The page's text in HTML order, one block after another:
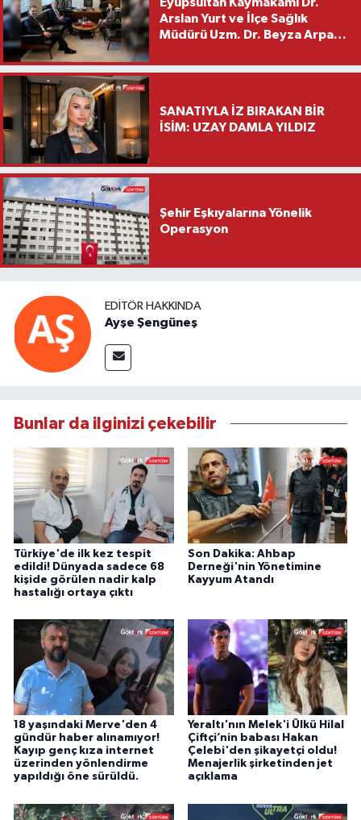
Arslan Yurt ve İlçe Sağlık
Müdürü Uzm. Dr. Beyza Arpacı
Ziyareti
SANATIYLA İZ BIRAKAN BİR
İSİM: UZAY DAMLA YILDIZ
Şehir Eşkıyalarına Yönelik
Operasyon
EDITÖR HAKKINDA
Ayşe Şengüneş
Bunlar da ilginizi çekebilir
Türkiye'de ilk kez tespit
edildi! Dünyada sadece 68
kişide görülen nadir kalp
hastalığı ortaya çıktı
Son Dakika: Ahbap
Derneği'nin Yönetimine
Kayyum Atandı
18 yaşındaki Merve'den 4
gündür haber alınamıyor!
Kayıp genç kıza internet
üzerinden yönlendirme
yapıldığı öne sürüldü.
Yeraltı'nın Melek'i Ülkü Hilal
Çiftçi’nin babası Hakan
Çelebi'den şikayetçi oldu!
Menajerlik şirketinden jet
açıklama